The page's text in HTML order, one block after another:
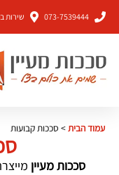
073-7539444 שירות
עמוד הבית> סככות קבועות
סככות מעיין